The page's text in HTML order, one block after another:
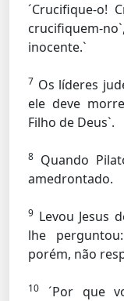
´Crucifique-o!
crucifiquem-
inocente.`
7 Os líderes
ele deve
Filho de Deus`.
8 Quando
amedrontado.
9 Levou Jesus
lhe
porém, não
10
´Por que